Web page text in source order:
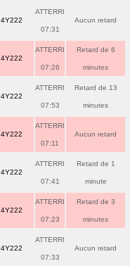
4Y222
ATTERRI
07:31
Aucun retard
4Y222
ATTERRI
07:26
Retard de 6
minutes
4Y222
ATTERRI
07:53
Retard de 13
minutes
4Y222
ATTERRI
07:11
Aucun retard
4Y222
ATTERRI
07:41
Retard de 1
minute
4Y222
ATTERRI
07:23
Retard de 3
minutes
4Y222
ATTERRI
07:33
Aucun retard